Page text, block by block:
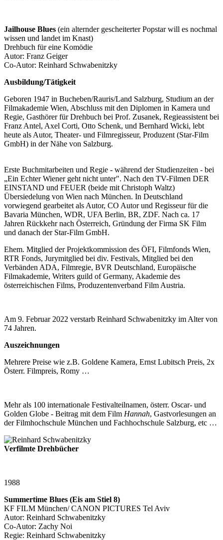
Jailhouse Blues (ein alternder gescheiterter Popstar will es nochmal
wissen und landet im Knast)
Drehbuch für eine Komödie
Autor: Franz Geiger
Co-Autor: Reinhard Schwabenitzky
Ausbildung/Tätigkeit
Geboren 1947 in Bucheben/Rauris/Land Salzburg, Studium an der
Filmakademie Wien, Abschluss mit den Diplomen in Kamera und
Regie, Gasthörer für Drehbuch bei Prof. Zusanek, Regieassistent bei
Franz Antel, Axel Corti, Otto Schenk, und Bernhard Wicki, lebt
heute als Autor, Theater- und Filmregisseur, Produzent (Star-Film
GmbH) in der Nähe von Salzburg.
Erste Buchmitarbeiten und Regie - während der Studienzeiten - bei
„Ein Echter Wiener geht nicht unter". Nach den TV-Filmen DER
EINSTAND und FEUER (beide mit Christoph Waltz)
Übersiedelung von Wien nach München. In Deutschland
vorwiegend gearbeitet als Autor, CO Autor und Regisseur für die
Bavaria München, WDR, UFA Berlin, BR, ZDF. Nach ca. 17
Jahren Rückkehr nach Österreich, Gründung der Firma SK Film
und danach der Star-Film GmbH.
Ehem. Mitglied der Projektkommission des ÖFI, Filmfonds Wien,
RTR Fonds, Jurymitglied bei div. Festivals, Mitglied bei den
Verbänden ADA, Filmregie, BVR Deutschland, Europäische
Filmakademie, Writers guild of Germany, Akademie des
österreichischen Films, Produzentenverband Film Austria.
Am 9. Februar 2022 verstarb Reinhard Schwabenitzky im Alter von
74 Jahren.
Auszeichnungen
Mehrere Preise wie z.B. Goldene Kamera, Ernst Lubitsch Preis, 2x
Österr. Filmpreis, Romy …
Mehr als 100 internationale Festivalteilnamen, österr. Oscar- und
Golden Globe - Beitrag mit dem Film Hannah, Gastvorlesungen an
der Filmhochschule München und Fachhochschule Salzburg, etc …
Verfilmte Drehbücher
1988
Summertime Blues (Eis am Stiel 8)
KF FILM München/ CANON PICTURES Tel Aviv
Autor: Reinhard Schwabenitzky
Co-Autor: Zachy Noi
Regie: Reinhard Schwabenitzky